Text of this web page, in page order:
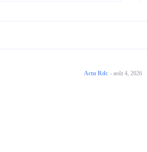
Actu Rdc -août 4, 2026